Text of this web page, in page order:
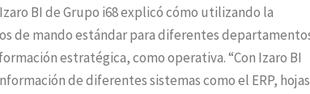
BI de Grupo i68 explicó cómo utilizando la
de mando estándar para diferentes
estratégica, como operativa. “Con Izaro BI
de diferentes sistemas como el ERP,